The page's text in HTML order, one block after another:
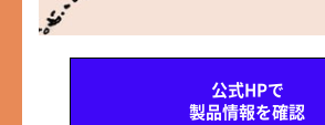
公式HPで
製品情報を確認